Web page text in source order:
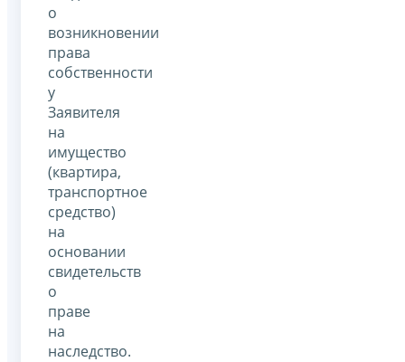
о
возникновении
права
собственности
у
Заявителя
на
имущество
(квартира,
транспортное
средство)
на
основании
свидетельств
о
праве
на
наследство.